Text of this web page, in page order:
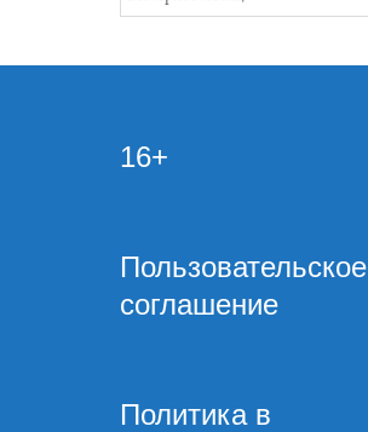
16+
Пользовательское
соглашение
Политика в